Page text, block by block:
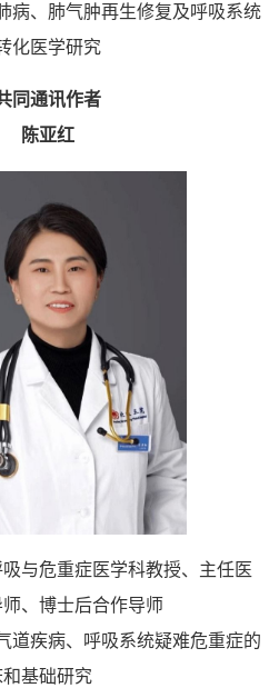
病、肺气肿再生修复及呼吸系统
化医学研究
同通讯作者
陈亚红
与危重症医学科教授、主任医
、博士后合作导师
道疾病、呼吸系统疑难危重症的
和基础研究